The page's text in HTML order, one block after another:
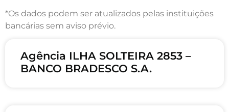
*Os dados podem ser atualizados pelas instituições
bancárias sem aviso prévio.
Agência ILHA SOLTEIRA 2853 –
BANCO BRADESCO S.A.